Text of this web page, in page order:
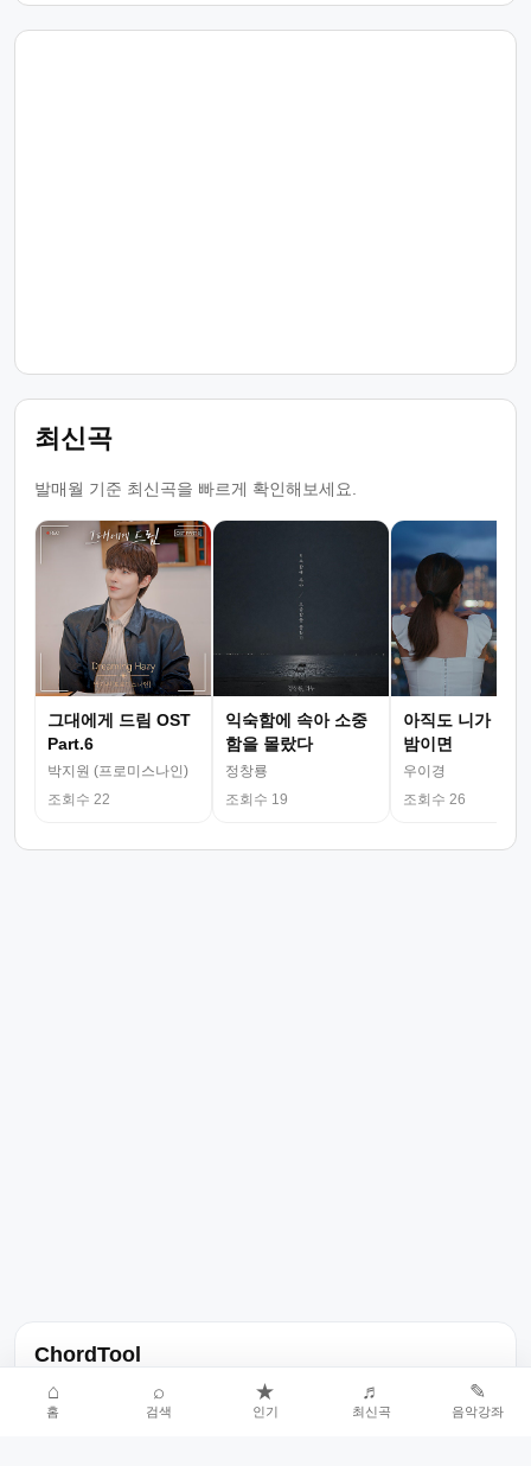
최신곡
발매월 기준 최신곡을 빠르게 확인해보세요.
그대에게 드림 OST
Part.6
박지원 (프로미스나인)
조회수 22
익숙함에 속아 소중
함을 몰랐다
정창룡
조회수 19
아직도 니가 그
밤이면
우이경
조회수 26
ChordTool
노래 가사, 곡 정보, 코드, 악보를 한곳에서 찾을 수 있는 음악 정보
서비스입니다.
⌂
홈
⌕
검색
★
인기
♬
최신곡
✎
음악강좌